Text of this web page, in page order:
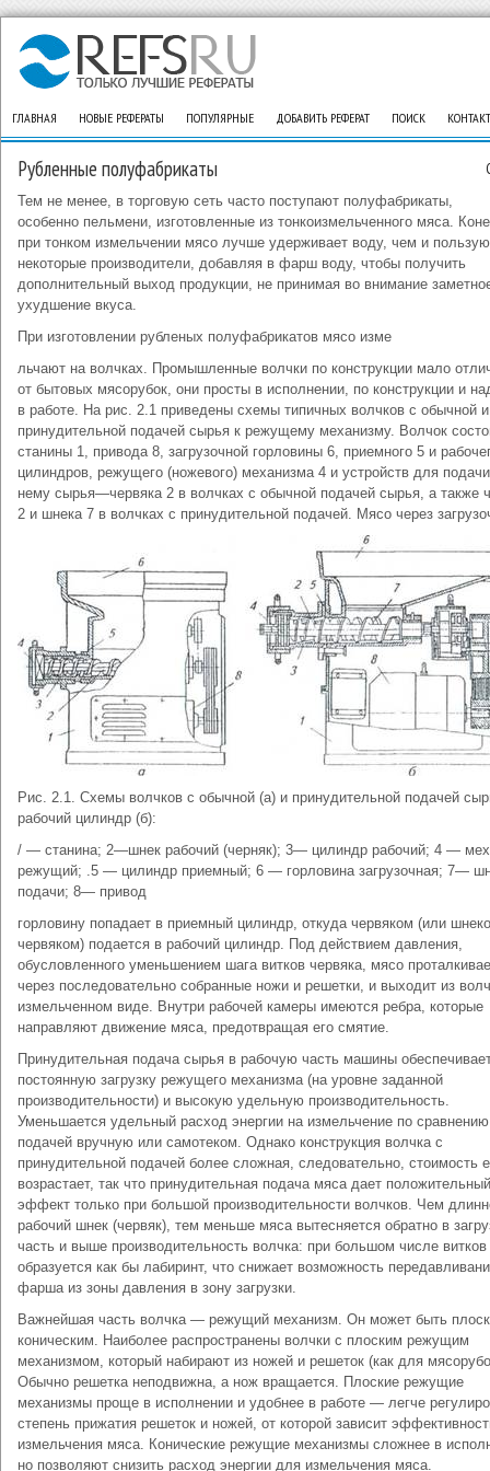
ГЛАВНАЯ НОВЫЕ РЕФЕРАТЫ ПОПУЛЯРНЫЕ ДОБАВИТЬ РЕФЕРАТ ПОИСК
Рубленные полуфабрикаты
Тем не менее, в торговую сеть часто поступают полуфабрикаты,
особенно пельмени, изготовленные из тонкоизмельченного мяса.
при тонком измельчении мясо лучше удерживает воду, чем и
некоторые производители, добавляя в фарш воду, чтобы получить
дополнительный выход продукции, не принимая во внимание
ухудшение вкуса.
При изготовлении рубленых полуфабрикатов мясо изме
льчают на волчках. Промышленные волчки по конструкции мало
от бытовых мясорубок, они просты в исполнении, по конструкции и
в работе. На рис. 2.1 приведены схемы типичных волчков с обычной и
принудительной подачей сырья к режущему механизму. Волчок
станины 1, привода 8, загрузочной горловины 6, приемного 5 и
цилиндров, режущего (ножевого) механизма 4 и устройств для
нему сырья—червяка 2 в волчках с обычной подачей сырья, а также
2 и шнека 7 в волчках с принудительной подачей. Мясо через
Рис. 2.1. Схемы волчков с обычной (а) и принудительной подачей
рабочий цилиндр (б):
/ — станина; 2—шнек рабочий (черняк); 3— цилиндр рабочий; 4 —
режущий; .5 — цилиндр приемный; 6 — горловина загрузочная; 7—
подачи; 8— привод
горловину попадает в приемный цилиндр, откуда червяком (или
червяком) подается в рабочий цилиндр. Под действием давления,
обусловленного уменьшением шага витков червяка, мясо
через последовательно собранные ножи и решетки, и выходит из
измельченном виде. Внутри рабочей камеры имеются ребра, которые
направляют движение мяса, предотвращая его смятие.
Принудительная подача сырья в рабочую часть машины
постоянную загрузку режущего механизма (на уровне заданной
производительности) и высокую удельную производительность.
Уменьшается удельный расход энергии на измельчение по
подачей вручную или самотеком. Однако конструкция волчка с
принудительной подачей более сложная, следовательно, стоимость
возрастает, так что принудительная подача мяса дает положительный
эффект только при большой производительности волчков. Чем
рабочий шнек (червяк), тем меньше мяса вытесняется обратно в
часть и выше производительность волчка: при большом числе витков
образуется как бы лабиринт, что снижает возможность
фарша из зоны давления в зону загрузки.
Важнейшая часть волчка — режущий механизм. Он может быть
коническим. Наиболее распространены волчки с плоским режущим
механизмом, который набирают из ножей и решеток (как для
Обычно решетка неподвижна, а нож вращается. Плоские режущие
механизмы проще в исполнении и удобнее в работе — легче
степень прижатия решеток и ножей, от которой зависит
измельчения мяса. Конические режущие механизмы сложнее в
но позволяют снизить расход энергии для измельчения мяса.